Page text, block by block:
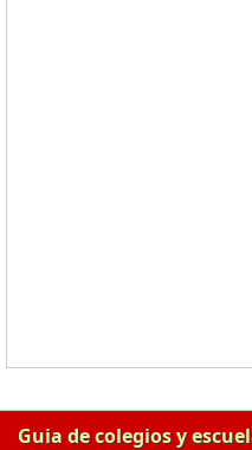
Guia de colegios y